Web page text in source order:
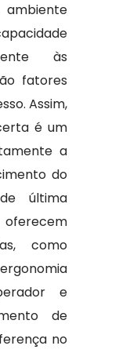
às
fatores
Assim,
é um
a
do
última
como
e
de
no